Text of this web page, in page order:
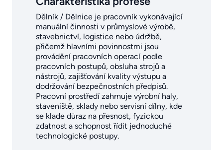
Dělník / Dělnice je pracovník vykonávající
manuální činnosti v průmyslové výrobě,
stavebnictví, logistice nebo údržbě,
přičemž hlavními povinnostmi jsou
provádění pracovních operací podle
pracovních postupů, obsluha strojů a
nástrojů, zajišťování kvality výstupu a
dodržování bezpečnostních předpisů.
Pracovní prostředí zahrnuje výrobní haly,
staveniště, sklady nebo servisní dílny, kde
se klade důraz na přesnost, fyzickou
zdatnost a schopnost řídit jednoduché
technologické postupy.